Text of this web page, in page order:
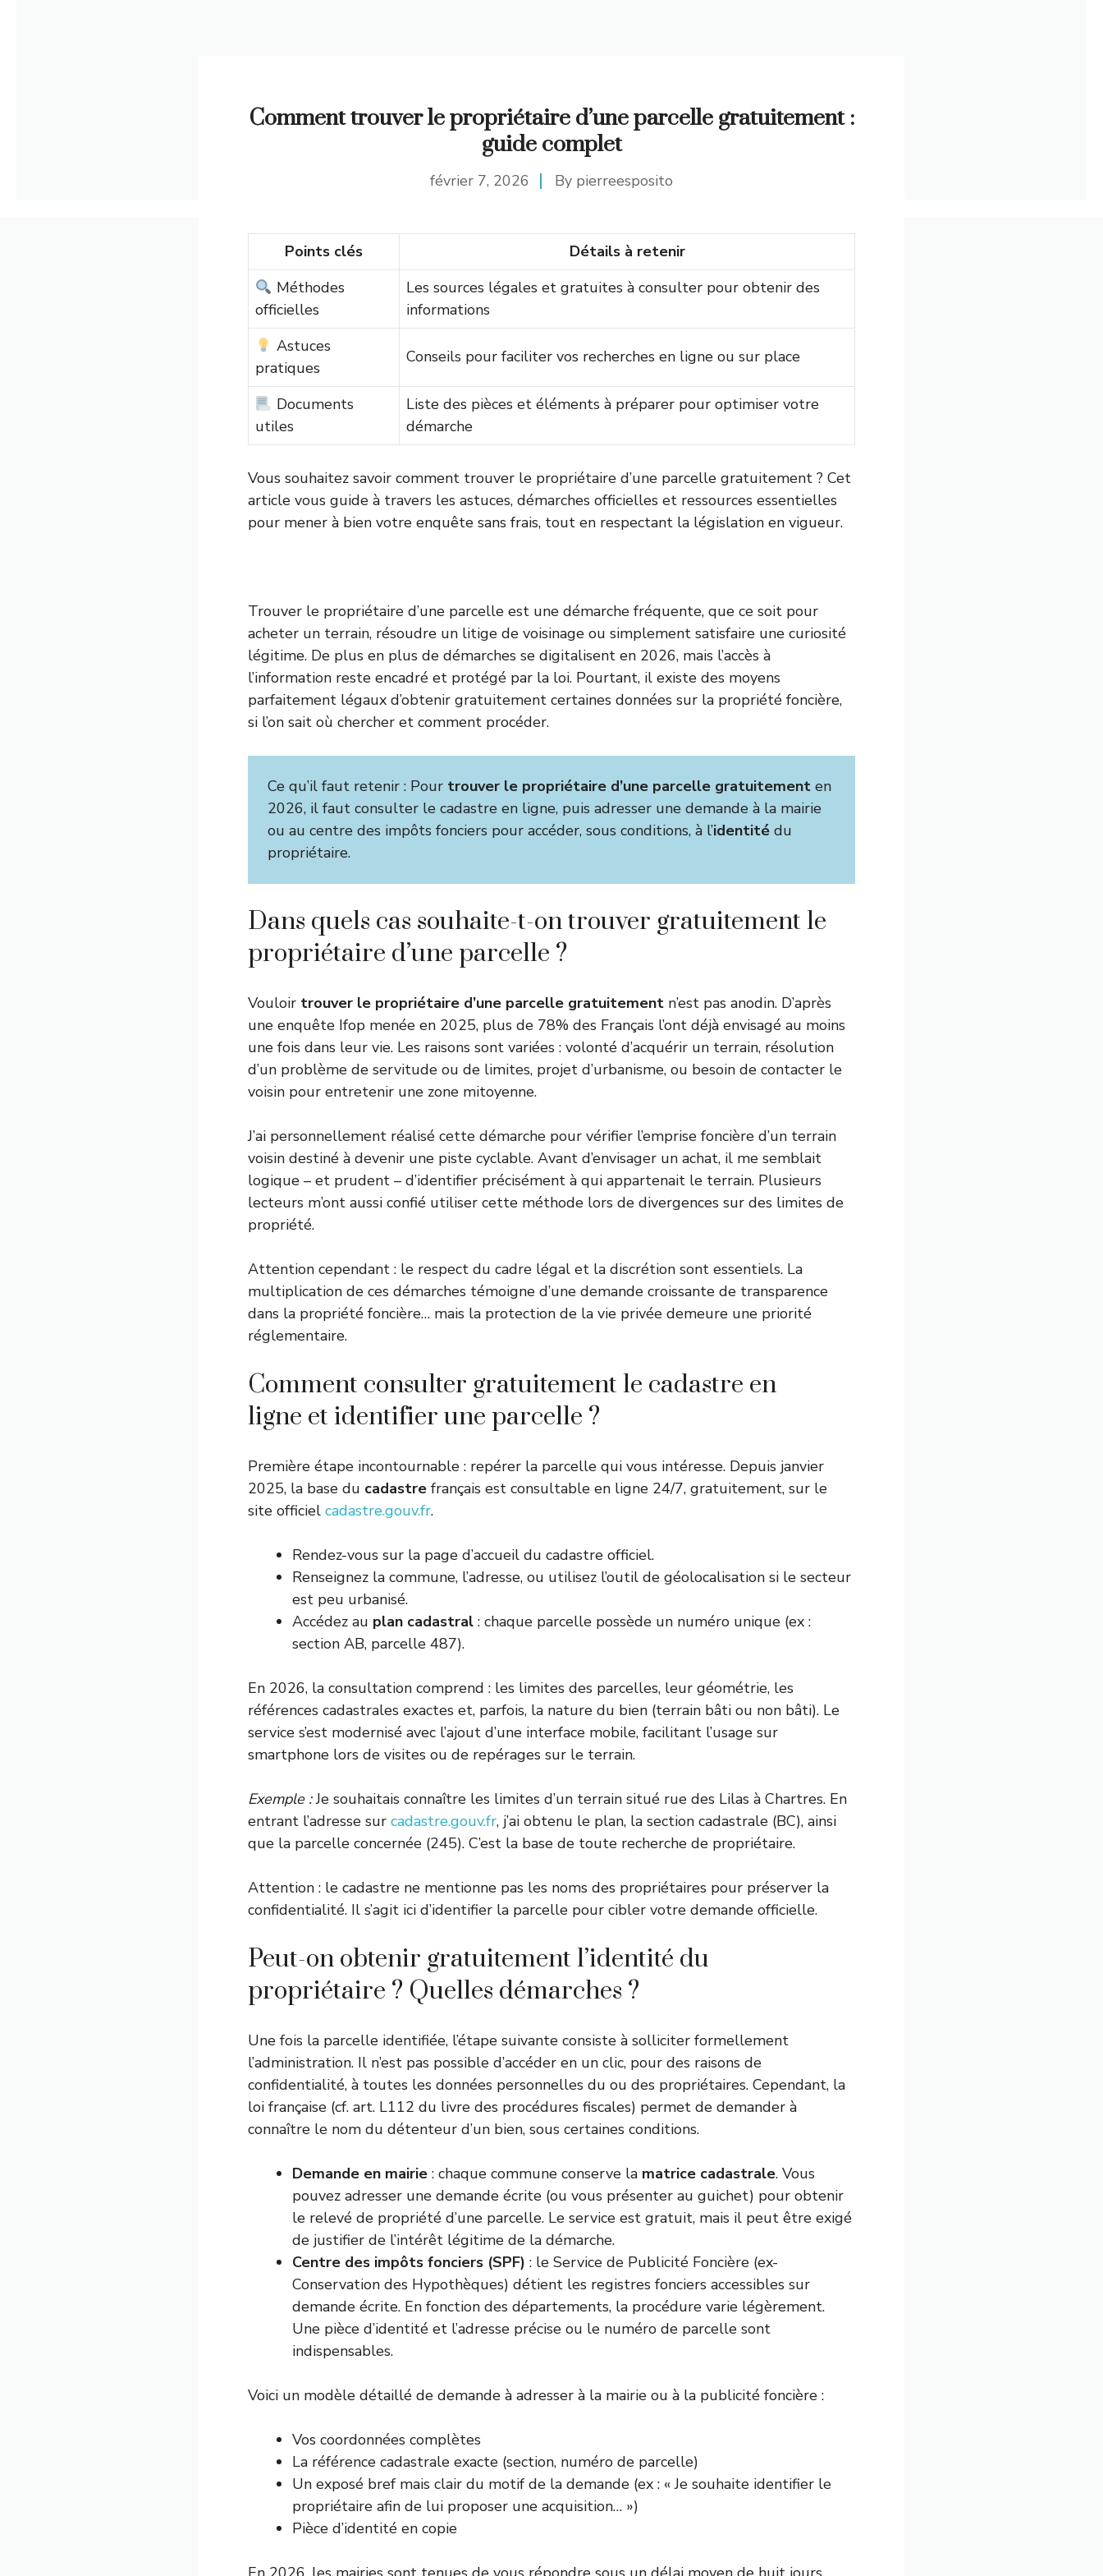
Comment trouver le propriétaire d’une parcelle gratuitement :
guide complet
février 7, 2026 By pierreesposito
Points clés
Détails à retenir
Méthodes
officielles
Les sources légales et gratuites à consulter pour obtenir des
informations
Astuces
pratiques
Conseils pour faciliter vos recherches en ligne ou sur place
Documents
utiles
Liste des pièces et éléments à préparer pour optimiser votre
démarche
Vous souhaitez savoir comment trouver le propriétaire d’une parcelle gratuitement ? Cet
article vous guide à travers les astuces, démarches officielles et ressources essentielles
pour mener à bien votre enquête sans frais, tout en respectant la législation en vigueur.
Trouver le propriétaire d’une parcelle est une démarche fréquente, que ce soit pour
acheter un terrain, résoudre un litige de voisinage ou simplement satisfaire une curiosité
légitime. De plus en plus de démarches se digitalisent en 2026, mais l’accès à
l’information reste encadré et protégé par la loi. Pourtant, il existe des moyens
parfaitement légaux d’obtenir gratuitement certaines données sur la propriété foncière,
si l’on sait où chercher et comment procéder.
Ce qu’il faut retenir : Pour trouver le propriétaire d’une parcelle gratuitement en
2026, il faut consulter le cadastre en ligne, puis adresser une demande à la mairie
ou au centre des impôts fonciers pour accéder, sous conditions, à l’identité du
propriétaire.
Dans quels cas souhaite-t-on trouver gratuitement le
propriétaire d’une parcelle ?
Vouloir trouver le propriétaire d’une parcelle gratuitement n’est pas anodin. D’après
une enquête Ifop menée en 2025, plus de 78% des Français l’ont déjà envisagé au moins
une fois dans leur vie. Les raisons sont variées : volonté d’acquérir un terrain, résolution
d’un problème de servitude ou de limites, projet d’urbanisme, ou besoin de contacter le
voisin pour entretenir une zone mitoyenne.
J’ai personnellement réalisé cette démarche pour vérifier l’emprise foncière d’un terrain
voisin destiné à devenir une piste cyclable. Avant d’envisager un achat, il me semblait
logique – et prudent – d’identifier précisément à qui appartenait le terrain. Plusieurs
lecteurs m’ont aussi confié utiliser cette méthode lors de divergences sur des limites de
propriété.
Attention cependant : le respect du cadre légal et la discrétion sont essentiels. La
multiplication de ces démarches témoigne d’une demande croissante de transparence
dans la propriété foncière… mais la protection de la vie privée demeure une priorité
réglementaire.
Comment consulter gratuitement le cadastre en
ligne et identifier une parcelle ?
Première étape incontournable : repérer la parcelle qui vous intéresse. Depuis janvier
2025, la base du cadastre français est consultable en ligne 24/7, gratuitement, sur le
site officiel cadastre.gouv.fr.
Rendez-vous sur la page d’accueil du cadastre officiel.
Renseignez la commune, l’adresse, ou utilisez l’outil de géolocalisation si le secteur
est peu urbanisé.
Accédez au plan cadastral : chaque parcelle possède un numéro unique (ex :
section AB, parcelle 487).
En 2026, la consultation comprend : les limites des parcelles, leur géométrie, les
références cadastrales exactes et, parfois, la nature du bien (terrain bâti ou non bâti). Le
service s’est modernisé avec l’ajout d’une interface mobile, facilitant l’usage sur
smartphone lors de visites ou de repérages sur le terrain.
Exemple :Je souhaitais connaître les limites d’un terrain situé rue des Lilas à Chartres. En
entrant l’adresse sur cadastre.gouv.fr, j’ai obtenu le plan, la section cadastrale (BC), ainsi
que la parcelle concernée (245). C’est la base de toute recherche de propriétaire.
Attention : le cadastre ne mentionne pas les noms des propriétaires pour préserver la
confidentialité. Il s’agit ici d’identifier la parcelle pour cibler votre demande officielle.
Peut-on obtenir gratuitement l’identité du
propriétaire ? Quelles démarches ?
Une fois la parcelle identifiée, l’étape suivante consiste à solliciter formellement
l’administration. Il n’est pas possible d’accéder en un clic, pour des raisons de
confidentialité, à toutes les données personnelles du ou des propriétaires. Cependant, la
loi française (cf. art. L112 du livre des procédures fiscales) permet de demander à
connaître le nom du détenteur d’un bien, sous certaines conditions.
Demande en mairie : chaque commune conserve la matrice cadastrale. Vous
pouvez adresser une demande écrite (ou vous présenter au guichet) pour obtenir
le relevé de propriété d’une parcelle. Le service est gratuit, mais il peut être exigé
de justifier de l’intérêt légitime de la démarche.
Centre des impôts fonciers (SPF) : le Service de Publicité Foncière (ex-
Conservation des Hypothèques) détient les registres fonciers accessibles sur
demande écrite. En fonction des départements, la procédure varie légèrement.
Une pièce d’identité et l’adresse précise ou le numéro de parcelle sont
indispensables.
Voici un modèle détaillé de demande à adresser à la mairie ou à la publicité foncière :
Vos coordonnées complètes
La référence cadastrale exacte (section, numéro de parcelle)
Un exposé bref mais clair du motif de la demande (ex : « Je souhaite identifier le
propriétaire afin de lui proposer une acquisition… »)
Pièce d’identité en copie